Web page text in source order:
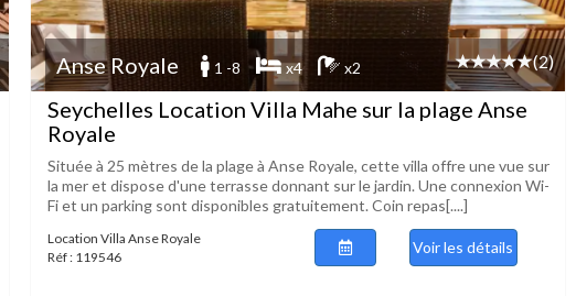
Anse Royale 1 -8 x4 x2 (2)
Seychelles Location Villa Mahe sur la plage Anse
Royale
Située à 25 mètres de la plage à Anse Royale, cette villa offre une vue sur
la mer et dispose d'une terrasse donnant sur le jardin. Une connexion Wi-
Fi et un parking sont disponibles gratuitement. Coin repas[....]
Location Villa Anse Royale
Réf : 119546
Voir les détails